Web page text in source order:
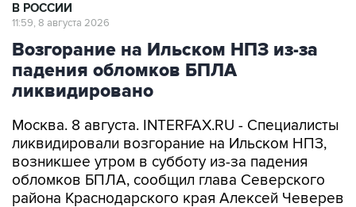
В РОССИИ
11:59, 8 августа 2026
Возгорание на Ильском НПЗ из-за
падения обломков БПЛА
ликвидировано
Москва. 8 августа. INTERFAX.RU - Специалисты
ликвидировали возгорание на Ильском НПЗ,
возникшее утром в субботу из-за падения
обломков БПЛА, сообщил глава Северского
района Краснодарского края Алексей Чеверев